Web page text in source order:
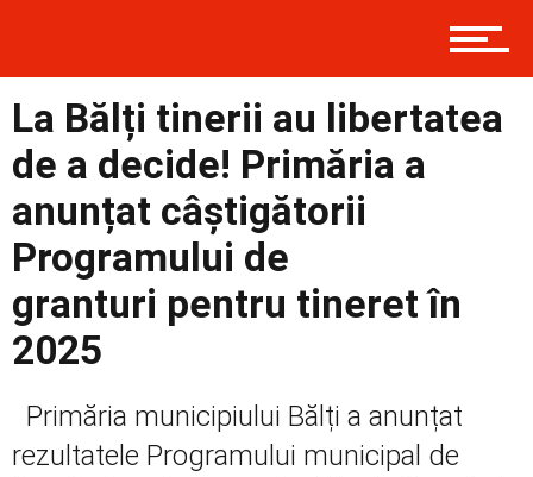
Social
Economic
Contact
La Bălți tinerii au libertatea
de a decide! Primăria a
anunțat câștigătorii
Programului de
granturi pentru tineret în
2025
Primăria municipiului Bălți a anunțat
rezultatele Programului municipal de